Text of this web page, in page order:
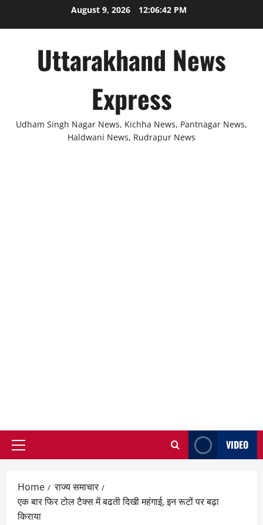
August 9, 2026 12:06:43 PM
Uttarakhand News
Express
Udham Singh Nagar News, Kichha News, Pantnagar News,
Haldwani News, Rudrapur News
Primary
VIDEO
Home
राज्य समाचार
एक बार फिर टोल टैक्स में बढती दिखी महंगाई, इन रूटों पर बढ़ा
किराया